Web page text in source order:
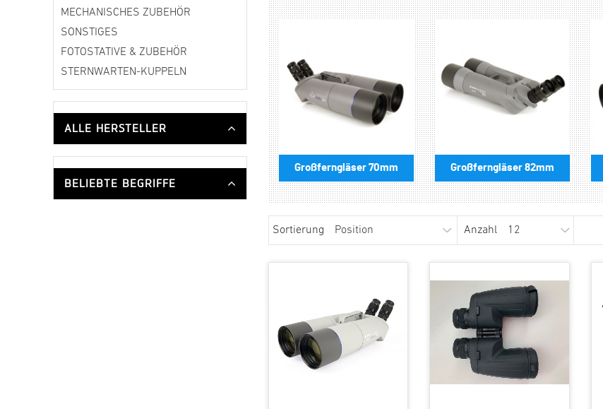
MECHANISCHES ZUBEHÖR
SONSTIGES
FOTOSTATIVE & ZUBEHÖR
STERNWARTEN-KUPPELN
ALLE HERSTELLER
BELIEBTE BEGRIFFE
Großferngläser 70mm Großferngläser 82mm
Sortierung Anzahl